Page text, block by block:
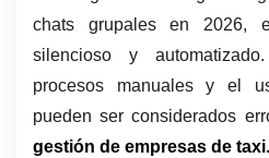
chats grupales en 2026,
silencioso y
procesos manuales y el
gestión de empresas de taxi.